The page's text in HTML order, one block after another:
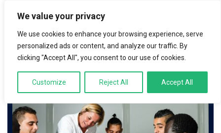
We value your privacy
We use cookies to enhance your browsing experience, serve
personalized ads or content, and analyze our traffic. By
clicking "Accept All", you consent to our use of cookies.
Customize Reject All Accept All